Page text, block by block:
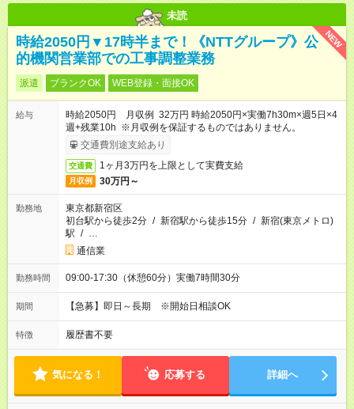
未読
NEW
時給2050円▼17時半まで！《NTTグループ》公
的機関営業部での工事調整業務
派遣 ブランクOK WEB登録・面接OK
給与
時給2050円 月収例 32万円 時給2050円×実働7h30m×週5日×4
週+残業10h ※月収例を保証するものではありません。
交通費別途支給あり
交通費 1ヶ月3万円を上限として実費支給
月収例 30万円～
勤務地
東京都新宿区
初台駅から徒歩2分 / 新宿駅から徒歩15分 / 新宿(東京メトロ)
駅 / …
通信業
勤務時間 09:00-17:30（休憩60分）実働7時間30分
期間 【急募】即日～長期 ※開始日相談OK
特徴 履歴書不要
気になる！ 応募する 詳細へ